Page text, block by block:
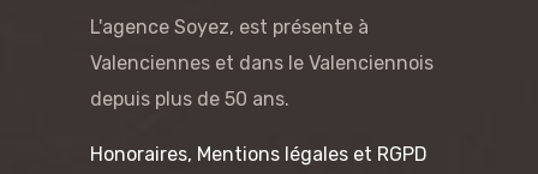
L'agence Soyez, est présente à
Valenciennes et dans le Valenciennois
depuis plus de 50 ans.
Honoraires, Mentions légales et RGPD